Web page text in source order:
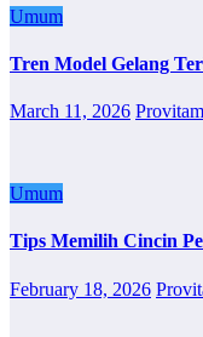
Umum
Tren Model Gelang
March 11, 2026
Umum
Tips Memilih Cincin
February 18, 2026